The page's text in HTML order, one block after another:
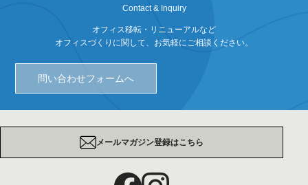
Contact & Inquiry
オフィス移転・リニューアルなど
オフィスづくりに関して、お気軽にご相談ください。
問い合わせフォームへ
メールマガジン登録はこちら